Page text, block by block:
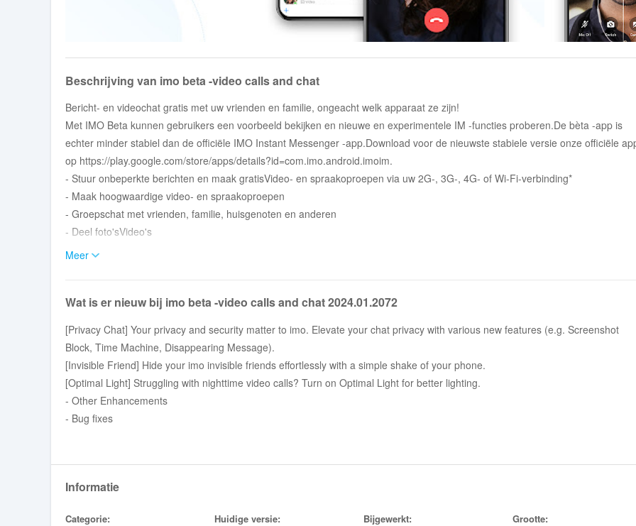
Beschrijving van imo beta -video calls and chat
Bericht- en videochat gratis met uw vrienden en familie, ongeacht welk apparaat ze zijn!
Met IMO Beta kunnen gebruikers een voorbeeld bekijken en nieuwe en experimentele IM -functies proberen.De bèta -app is
echter minder stabiel dan de officiële IMO Instant Messenger -app.Download voor de nieuwste stabiele versie onze officiële
op https://play.google.com/store/apps/details?id=com.imo.android.imoim.
- Stuur onbeperkte berichten en maak gratisVideo- en spraakoproepen via uw 2G-, 3G-, 4G- of Wi-Fi-verbinding*
- Maak hoogwaardige video- en spraakoproepen
- Groepschat met vrienden, familie, huisgenoten en anderen
- Deel foto'sVideo's
- Druk jezelf uit met honderden gratis stickers!
- Vermijd sms en telefoongesprek
Meer
Wat is er nieuw bij imo beta -video calls and chat 2024.01.2072
[Privacy Chat] Your privacy and security matter to imo. Elevate your chat privacy with various new features (e.g. Screenshot
Block, Time Machine, Disappearing Message).
[Invisible Friend] Hide your imo invisible friends effortlessly with a simple shake of your phone.
[Optimal Light] Struggling with nighttime video calls? Turn on Optimal Light for better lighting.
- Other Enhancements
- Bug fixes
Informatie
Categorie: Huidige versie: Bijgewerkt: Grootte: